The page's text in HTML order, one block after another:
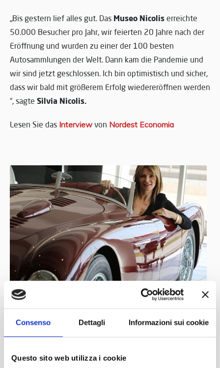
Consenso Dettagli Informazioni sui cookie
Questo sito web utilizza i cookie
„Bis gestern lief alles gut. Das Museo Nicolis erreichte
50.000 Besucher pro Jahr, wir feierten 20 Jahre nach der
Eröffnung und wurden zu einer der 100 besten
Autosammlungen der Welt. Dann kam die Pandemie und
wir sind jetzt geschlossen. Ich bin optimistisch und sicher,
dass wir bald mit größerem Erfolg wiedereröffnen werden
“, sagte Silvia Nicolis.
Lesen Sie das Interview von Nordest Economia